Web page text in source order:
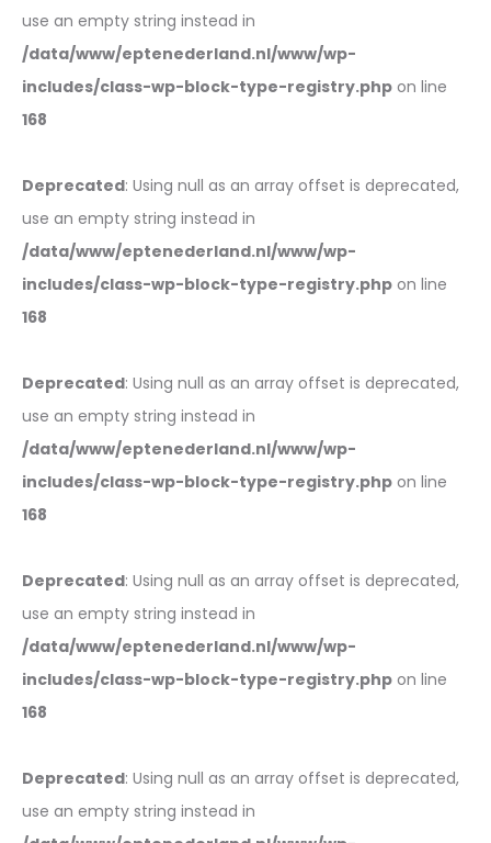
use an empty string instead in
/data/www/eptenederland.nl/www/wp-
includes/class-wp-block-type-registry.php on line
168
Deprecated: Using null as an array offset is deprecated,
use an empty string instead in
/data/www/eptenederland.nl/www/wp-
includes/class-wp-block-type-registry.php on line
168
Deprecated: Using null as an array offset is deprecated,
use an empty string instead in
/data/www/eptenederland.nl/www/wp-
includes/class-wp-block-type-registry.php on line
168
Deprecated: Using null as an array offset is deprecated,
use an empty string instead in
/data/www/eptenederland.nl/www/wp-
includes/class-wp-block-type-registry.php on line
168
Deprecated: Using null as an array offset is deprecated,
use an empty string instead in